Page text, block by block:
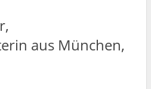
aus München,